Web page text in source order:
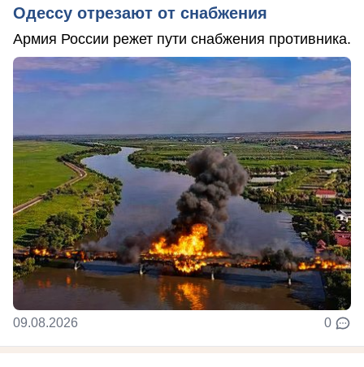
Одессу отрезают от снабжения
Армия России режет пути снабжения противника.
09.08.2026 0